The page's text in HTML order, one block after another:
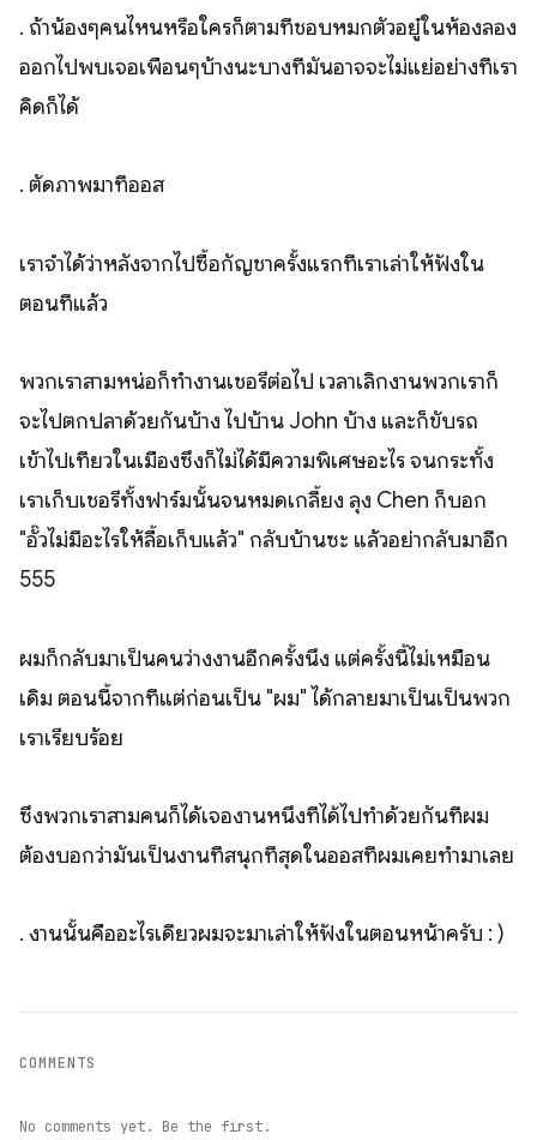
. ถ้าน้องๆคนไหนหรือใครก็ตามที่ชอบหมกตัวอยู๋ในห้องลอง
ออกไปพบเจอเพื่อนๆบ้างนะบางทีมันอาจจะไม่แย่อย่างที่เรา
คิดก็ได้
. ตัดภาพมาที่ออส
เราจำได้ว่าหลังจากไปซื้อกัญชาครั้งแรกที่เราเล่าให้ฟังใน
ตอนที่แล้ว
พวกเราสามหน่อก็ทำงานเชอรี่ต่อไป เวลาเลิกงานพวกเราก็
จะไปตกปลาด้วยกันบ้าง ไปบ้าน John บ้าง และก็ขับรถ
เข้าไปเที่ยวในเมืองซึ่งก็ไม่ได้มีความพิเศษอะไร จนกระทั้ง
เราเก็บเชอรี่ทั้งฟาร์มนั้นจนหมดเกลี้ยง ลุง Chen ก็บอก
"อั๊วไม่มีอะไรให้ลื้อเก็บแล้ว" กลับบ้านซะ แล้วอย่ากลับมาอีก
555
ผมก็กลับมาเป็นคนว่างงานอีกครั้งนึง แต่ครั้งนี้ไม่เหมือน
เดิม ตอนนี้จากที่แต่ก่อนเป็น "ผม" ได้กลายมาเป็นเป็นพวก
เราเรียบร้อย
ซึ่งพวกเราสามคนก็ได้เจองานหนึ่งที่ได้ไปทำด้วยกันที่ผม
ต้องบอกว่ามันเป็นงานที่สนุกที่สุดในออสที่ผมเคยทำมาเลย
. งานนั้นคืออะไรเดี่ยวผมจะมาเล่าให้ฟังในตอนหน้าครับ : )
COMMENTS
No comments yet. Be the first.